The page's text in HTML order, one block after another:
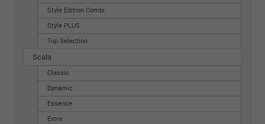
Style Edition Combi
Style PLUS
Top Selection
Scala
Classic
Dynamic
Essence
Extra